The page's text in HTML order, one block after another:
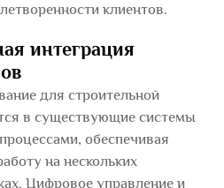
клиентов.
интеграция
для строительной
в существующие системы
обеспечивая
на нескольких
Цифровое управление и